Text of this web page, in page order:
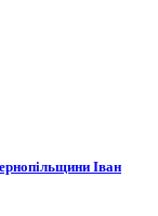
Іван